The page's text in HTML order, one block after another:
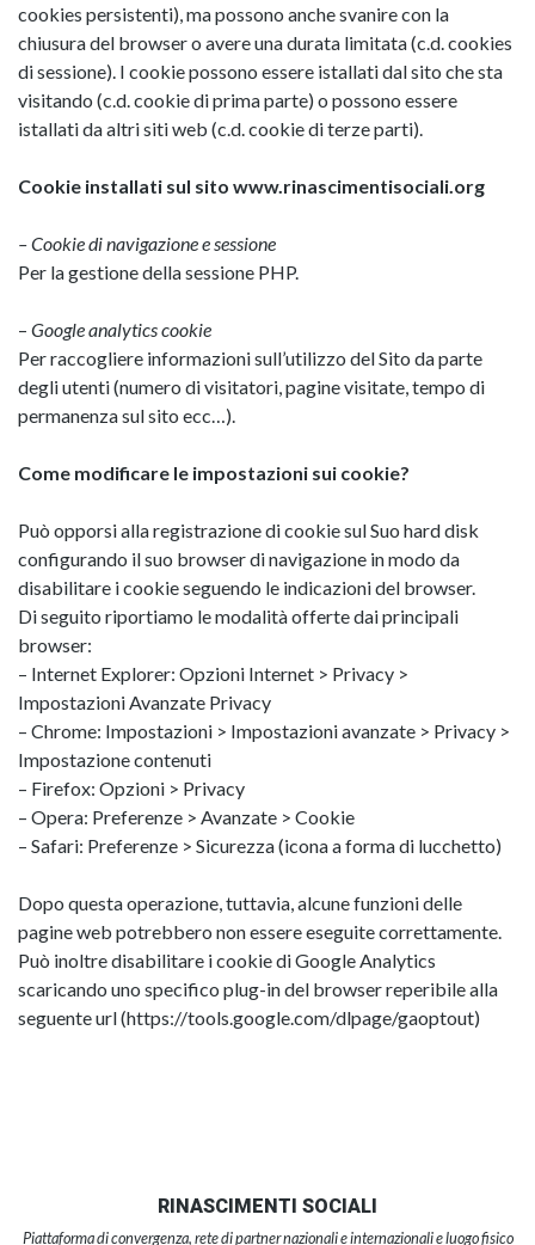
cookies persistenti), ma possono anche svanire con la
chiusura del browser o avere una durata limitata (c.d. cookies
di sessione). I cookie possono essere istallati dal sito che sta
visitando (c.d. cookie di prima parte) o possono essere
istallati da altri siti web (c.d. cookie di terze parti).
Cookie installati sul sito www.rinascimentisociali.org
– Cookie di navigazione e sessione
Per la gestione della sessione PHP.
– Google analytics cookie
Per raccogliere informazioni sull’utilizzo del Sito da parte
degli utenti (numero di visitatori, pagine visitate, tempo di
permanenza sul sito ecc…).
Come modificare le impostazioni sui cookie?
Può opporsi alla registrazione di cookie sul Suo hard disk
configurando il suo browser di navigazione in modo da
disabilitare i cookie seguendo le indicazioni del browser.
Di seguito riportiamo le modalità offerte dai principali
browser:
– Internet Explorer: Opzioni Internet > Privacy >
Impostazioni Avanzate Privacy
– Chrome: Impostazioni > Impostazioni avanzate > Privacy >
Impostazione contenuti
– Firefox: Opzioni > Privacy
– Opera: Preferenze > Avanzate > Cookie
– Safari: Preferenze > Sicurezza (icona a forma di lucchetto)
Dopo questa operazione, tuttavia, alcune funzioni delle
pagine web potrebbero non essere eseguite correttamente.
Può inoltre disabilitare i cookie di Google Analytics
scaricando uno specifico plug-in del browser reperibile alla
seguente url (https://tools.google.com/dlpage/gaoptout)
RINASCIMENTI SOCIALI
Piattaforma di convergenza, rete di partner nazionali e internazionali e luogo fisico